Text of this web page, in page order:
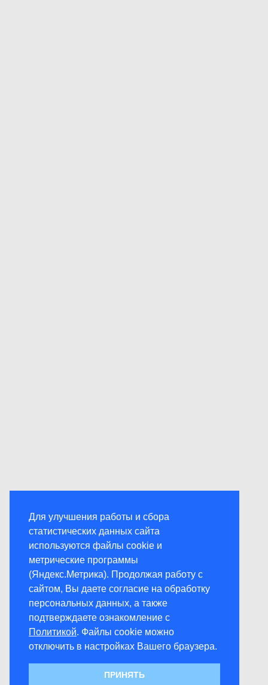
Для улучшения работы и сбора
статистических данных сайта
используются файлы cookie и
метрические программы
(Яндекс.Метрика). Продолжая работу с
сайтом, Вы даете согласие на обработку
персональных данных, а также
подтверждаете ознакомление с
Политикой. Файлы cookie можно
отключить в настройках Вашего браузера.
ПРИНЯТЬ